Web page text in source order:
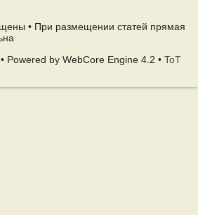
• При размещении статей прямая
• Powered by WebCore Engine 4.2 • ToT